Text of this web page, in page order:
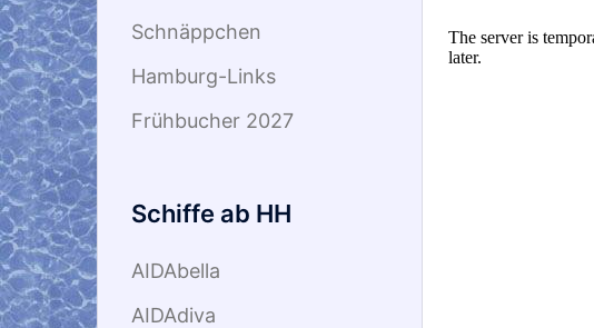
Schnäppchen
Hamburg-Links
Frühbucher 2027
Schiffe ab HH
AIDAbella
AIDAdiva